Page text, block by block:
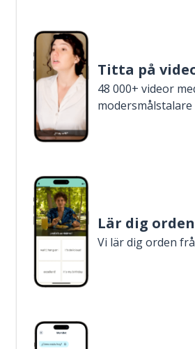
Titta på
48 000+ videor
modersmålstalare
Lär dig orden
Vi lär dig orden